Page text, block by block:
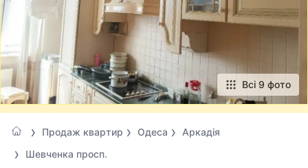
Всі 9 фото
Продаж квартир Одеса
Аркадія
Шевченка просп.